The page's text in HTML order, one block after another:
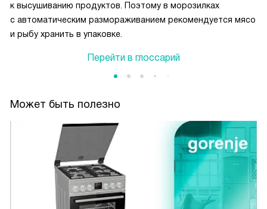
к высушиванию продуктов. Поэтому в морозилках
с автоматическим размораживанием рекомендуется мясо
и рыбу хранить в упаковке.
Перейти в глоссарий
Может быть полезно